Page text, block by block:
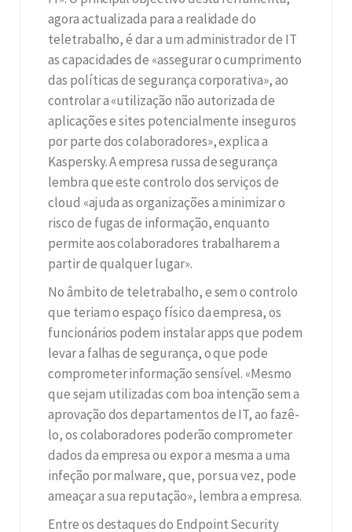
agora actualizada para a realidade do
teletrabalho, é dar a um administrador de IT
as capacidades de «assegurar o cumprimento
das políticas de segurança corporativa», ao
controlar a «utilização não autorizada de
aplicações e sites potencialmente inseguros
por parte dos colaboradores», explica a
Kaspersky. A empresa russa de segurança
lembra que este controlo dos serviços de
cloud «ajuda as organizações a minimizar o
risco de fugas de informação, enquanto
permite aos colaboradores trabalharem a
partir de qualquer lugar».
No âmbito de teletrabalho, e sem o controlo
que teriam o espaço físico da empresa, os
funcionários podem instalar apps que podem
levar a falhas de segurança, o que pode
comprometer informação sensível. «Mesmo
que sejam utilizadas com boa intenção sem a
aprovação dos departamentos de IT, ao fazê-
lo, os colaboradores poderão comprometer
dados da empresa ou expor a mesma a uma
infeção por malware, que, por sua vez, pode
ameaçar a sua reputação», lembra a empresa.
Entre os destaques do Endpoint Security